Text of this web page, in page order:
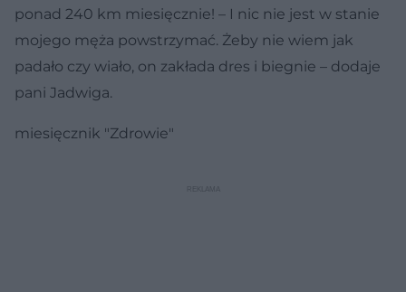
ponad 240 km miesięcznie! – I nic nie jest w stanie
mojego męża powstrzymać. Żeby nie wiem jak
padało czy wiało, on zakłada dres i biegnie – dodaje
pani Jadwiga.
miesięcznik "Zdrowie"